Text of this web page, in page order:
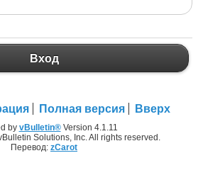
Вход
Полная версия Вверх
by vBulletin®Version 4.1.11
Solutions, Inc. All rights reserved.
Перевод: zCarot